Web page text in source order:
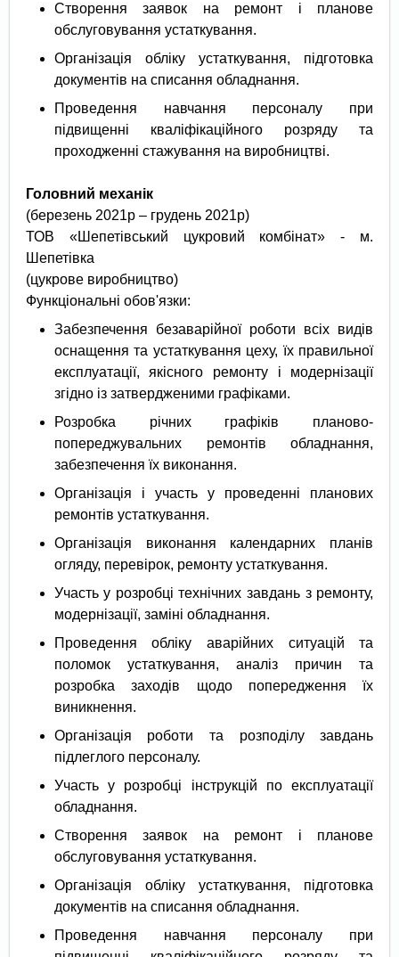
Створення заявок на ремонт і планове
обслуговування устаткування.
Організація обліку устаткування, підготовка
документів на списання обладнання.
Проведення навчання персоналу при
підвищенні кваліфікаційного розряду та
проходженні стажування на виробництві.
Головний механік
(березень 2021р – грудень 2021р)
ТОВ «Шепетівський цукровий комбінат» - м.
Шепетівка
(цукрове виробництво)
Функціональні обов'язки:
Забезпечення безаварійної роботи всіх видів
оснащення та устаткування цеху, їх правильної
експлуатації, якісного ремонту і модернізації
згідно із затвердженими графіками.
Розробка річних графіків планово-
попереджувальних ремонтів обладнання,
забезпечення їх виконання.
Організація і участь у проведенні планових
ремонтів устаткування.
Організація виконання календарних планів
огляду, перевірок, ремонту устаткування.
Участь у розробці технічних завдань з ремонту,
модернізації, заміні обладнання.
Проведення обліку аварійних ситуацій та
поломок устаткування, аналіз причин та
розробка заходів щодо попередження їх
виникнення.
Організація роботи та розподілу завдань
підлеглого персоналу.
Участь у розробці інструкцій по експлуатації
обладнання.
Створення заявок на ремонт і планове
обслуговування устаткування.
Організація обліку устаткування, підготовка
документів на списання обладнання.
Проведення навчання персоналу при